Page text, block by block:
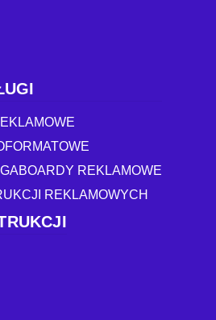
REKLAMOWE
REKLAMOWYCH